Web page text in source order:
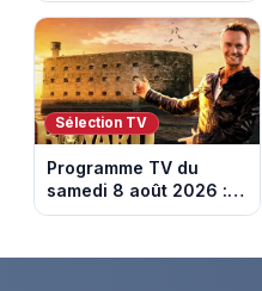
10 au 14 août 2026
(spoiler)
Sélection TV
Programme TV du
samedi 8 août 2026 :
notre sélection pour